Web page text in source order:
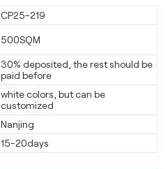
CP25-219
500SQM
30% deposited, the rest should be
paid before
white colors, but can be
customized
Nanjing
15-20days